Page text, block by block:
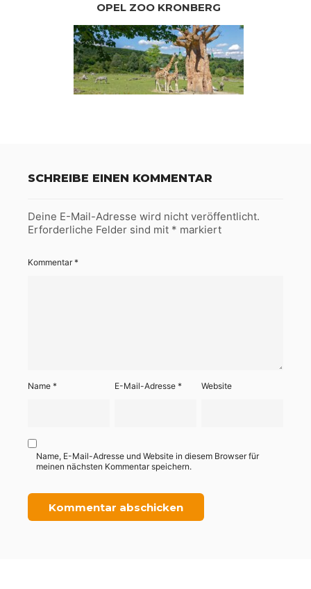
OPEL ZOO KRONBERG
SCHREIBE EINEN KOMMENTAR
Deine E-Mail-Adresse wird nicht veröffentlicht.
Erforderliche Felder sind mit * markiert
Kommentar*
Name * E-Mail-Adresse* Website
Name, E-Mail-Adresse und Website in diesem Browser für
meinen nächsten Kommentar speichern.